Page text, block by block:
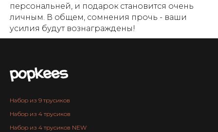
персональней, и подарок становится очень
личным. В общем, сомнения прочь - ваши
усилия будут вознаграждены!
Набор из 9 трусиков
Набор из 4 трусиков
Набор из 4 трусиков NEW